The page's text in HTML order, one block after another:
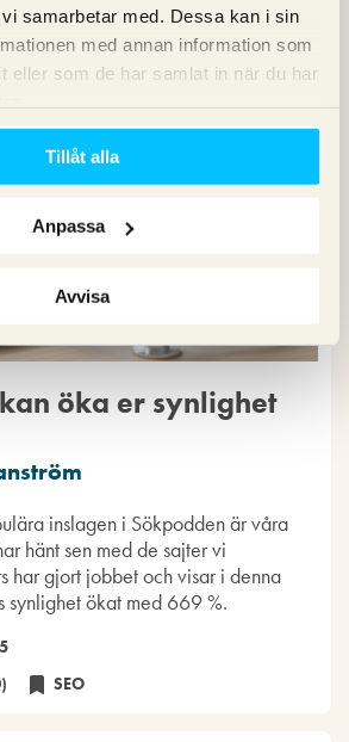
samarbetar med. Dessa kan i sin
med annan information som
eller som de har samlat in när du har
Tillåt alla
Anpassa
Avvisa
SEO
öka er synlighet
inslagen i Sökpodden är våra
hänt sen med de sajter vi
har gjort jobbet och visar i denna
synlighet ökat med 669 %.
SEO